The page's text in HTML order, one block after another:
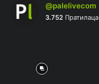
@palelivecom
3.752 Пратилаца